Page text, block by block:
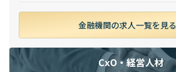
金融機関の求人一覧を見る
CxO・経営人材